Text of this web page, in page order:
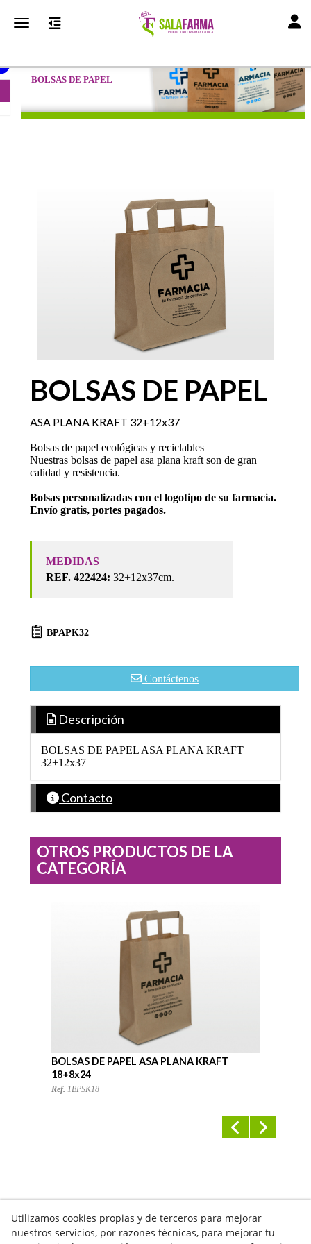
Toggle navigation
BOLSAS DE PAPEL
BOLSAS DE PAPEL
ASA PLANA KRAFT 32+12x37
Bolsas de papel ecológicas y reciclables
Nuestras bolsas de papel asa plana kraft son de gran
calidad y resistencia.
Bolsas personalizadas con el logotipo de su farmacia.
Envío gratis, portes pagados.
MEDIDAS
REF. 422424:32+12x37cm.
BPAPK32
Contáctenos
Descripción
BOLSAS DE PAPEL ASA PLANA KRAFT
32+12x37
Contacto
OTROS PRODUCTOS DE LA
CATEGORÍA
BOLSAS DE PAPEL ASA PLANA KRAFT
18+8x24
Ref. 1BPSK18
Utilizamos cookies propias y de terceros para mejorar
nuestros servicios, por razones técnicas, para mejorar tu